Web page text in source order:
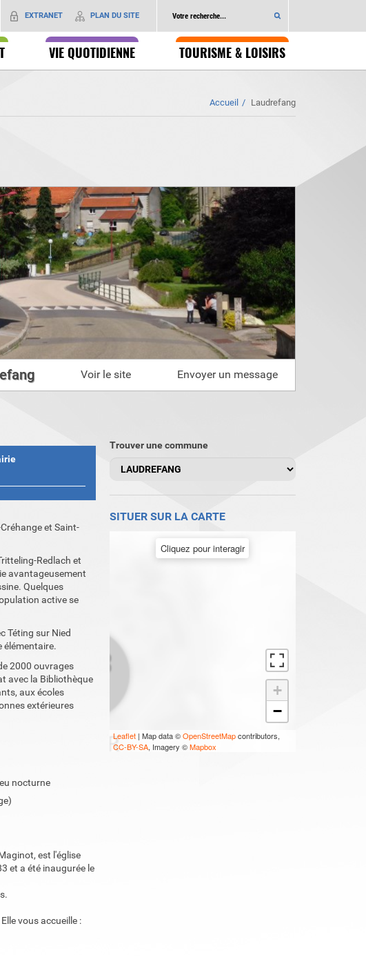
EXTRANET PLAN DU SITE
VIE QUOTIDIENNE TOURISME & LOISIRS
Accueil Laudrefang
Voir le site Envoyer un message
et Saint-
Redlach et
avantageusement
Quelques
active se
Téting sur Nied
élémentaire.
2000 ouvrages
avec la Bibliothèque
aux écoles
extérieures
nocturne
est l'église
et a été inaugurée le
vous accueille :
Trouver une commune
SITUER SUR LA CARTE
+
−
Leaflet| Map data ©OpenStreetMapcontributors,
CC-BY-SA, Imagery ©Mapbox
Cliquez pour interagir